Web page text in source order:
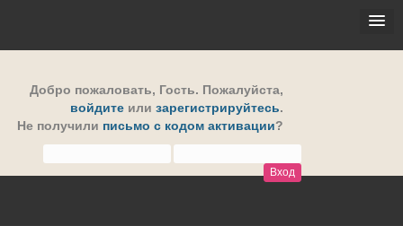
Добро пожаловать, Гость. Пожалуйста,
войдите или зарегистрируйтесь.
Не получили письмо с кодом активации?